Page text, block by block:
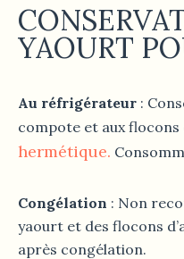
YAOURT
Au réfrigérateur :
compote et aux flocons
hermétique.
Congélation : Non
yaourt et des flocons
après congélation.